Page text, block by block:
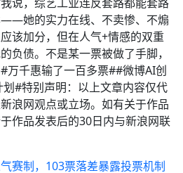
她的实力在线、不卖惨、不煽
该加分，但在人气+情感的双重
负债。不是某一票被做了手脚，
万千惠输了一百多票##微博AI创
#特别声明：以上文章内容仅代
浪网观点或立场。如有关于作品
作品发表后的30日内与新浪网联
赛制，103票落差暴露投票机制